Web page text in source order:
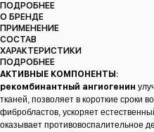
ПОДРОБНЕЕ
О БРЕНДЕ
ПРИМЕНЕНИЕ
СОСТАВ
ХАРАКТЕРИСТИКИ
ПОДРОБНЕЕ
АКТИВНЫЕ КОМПОНЕНТЫ:
рекомбинантный ангиогенин
тканей, позволяет в короткие сроки
фибробластов, ускоряет
оказывает противовоспалительное